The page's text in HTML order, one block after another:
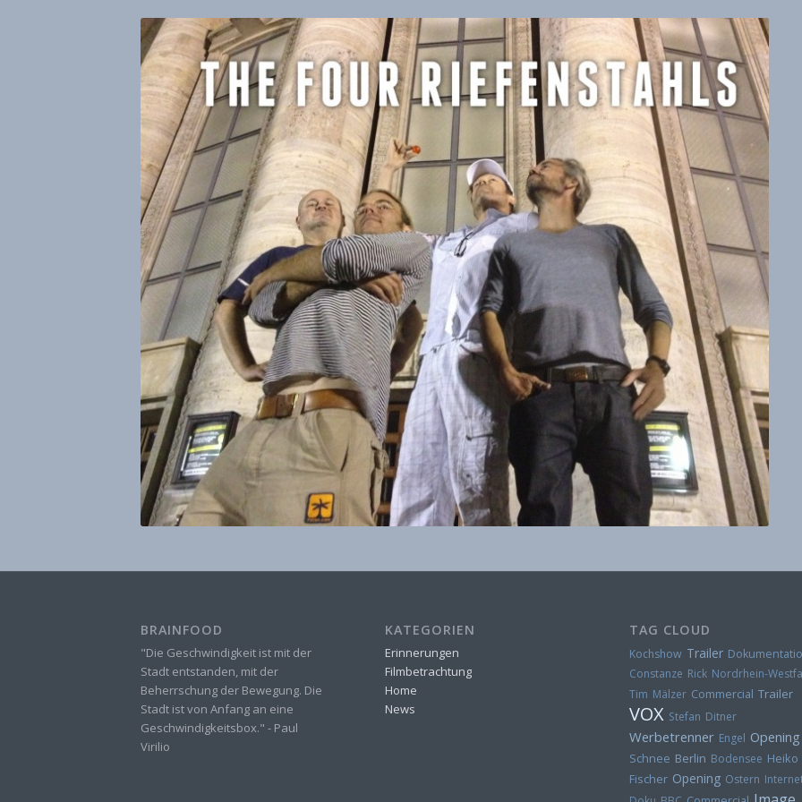
BRAINFOOD
"Die Geschwindigkeit ist mit der
Stadt entstanden, mit der
Beherrschung der Bewegung. Die
Stadt ist von Anfang an eine
Geschwindigkeitsbox." - Paul
Virilio
KATEGORIEN
Erinnerungen
Filmbetrachtung
Home
News
TAG CLOUD
Kochshow Trailer
Constanze Rick Nordrhein-
Tim Mälzer Commercial Trailer
VOX Stefan Ditner
Werbetrenner Engel Opening
Schnee Berlin Bodensee Heiko
Fischer Opening Ostern